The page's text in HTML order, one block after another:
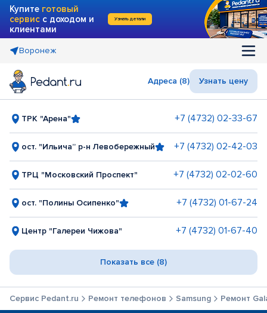
Купите готовый
сервис с доходом и
клиентами
Узнать детали
Воронеж
Адреса (8) Узнать цену
ТРК "Арена" +7 (4732) 02-33-67
ост. "Ильича” р-н Левобережный +7 (4732) 02-42-03
ТРЦ "Московский Проспект" +7 (4732) 02-02-60
ост. "Полины Осипенко" +7 (4732) 01-67-24
Центр "Галереи Чижова" +7 (4732) 01-67-40
Показать все (8)
Сервис Pedant.ru Ремонт телефонов Samsung Ремонт